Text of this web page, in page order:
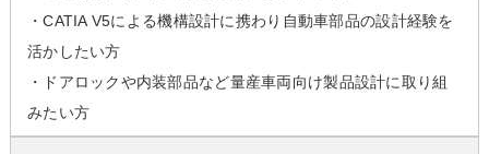
・CATIA V5による機構設計に携わり自動車部品の設計経験を
活かしたい方
・ドアロックや内装部品など量産車両向け製品設計に取り組
みたい方